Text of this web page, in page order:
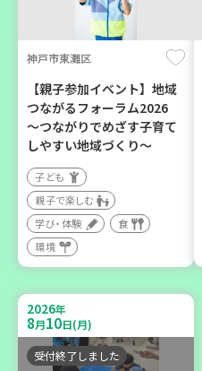
ボランティア
2026年
9月6日(日)
西宮市
野菜を食べよう！ベジ活キ
ャンペーン【第２地区】
子ども
神戸市東灘区
【親子参加イベント】地域
つながるフォーラム2026
～つながりでめざす子育て
しやすい地域づくり～
子ども
親子で楽しむ
学び・体験
食
環境
2026年
8月10日(月)
受付終了しました